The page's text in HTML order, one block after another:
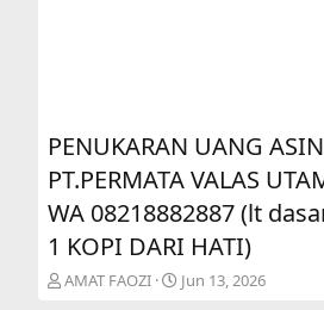
PENUKARAN UANG
PT.PERMATA VALAS
WA 08218882887 (lt
1 KOPI DARI HATI)
T
AMAT FAOZI
S
Jun 13, 2026